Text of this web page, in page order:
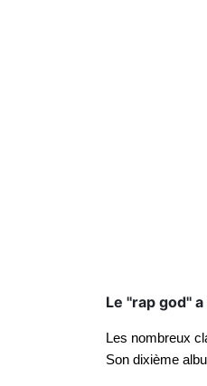
Le ''rap god''
Les nombreux
Son dixième